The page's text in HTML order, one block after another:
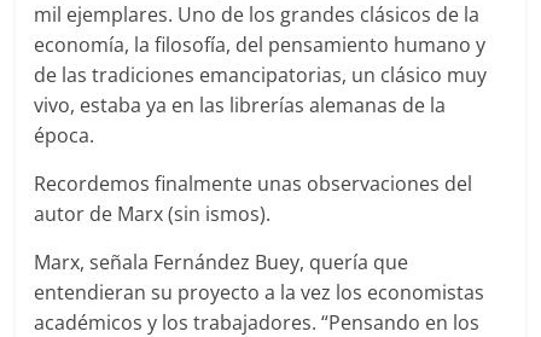
mil ejemplares. Uno de los grandes clásicos de la
economía, la filosofía, del pensamiento humano y
de las tradiciones emancipatorias, un clásico muy
vivo, estaba ya en las librerías alemanas de la
época.
Recordemos finalmente unas observaciones del
autor de Marx (sin ismos).
Marx, señala Fernández Buey, quería que
entendieran su proyecto a la vez los economistas
académicos y los trabajadores. “Pensando en los